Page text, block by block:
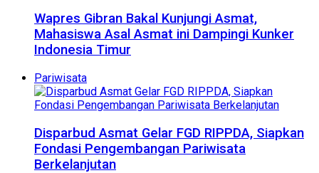
Wapres Gibran Bakal Kunjungi Asmat,
Mahasiswa Asal Asmat ini Dampingi Kunker
Indonesia Timur
Pariwisata
Disparbud Asmat Gelar FGD RIPPDA, Siapkan
Fondasi Pengembangan Pariwisata
Berkelanjutan